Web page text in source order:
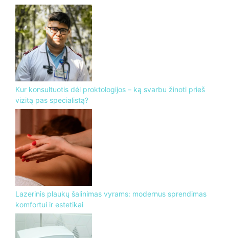
Kur konsultuotis dėl proktologijos – ką svarbu žinoti prieš
vizitą pas specialistą?
Lazerinis plaukų šalinimas vyrams: modernus sprendimas
komfortui ir estetikai